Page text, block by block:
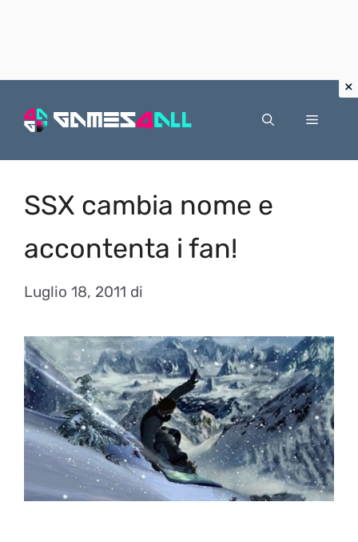
Menu
SSX cambia nome e
accontenta i fan!
Luglio 18, 2011 di